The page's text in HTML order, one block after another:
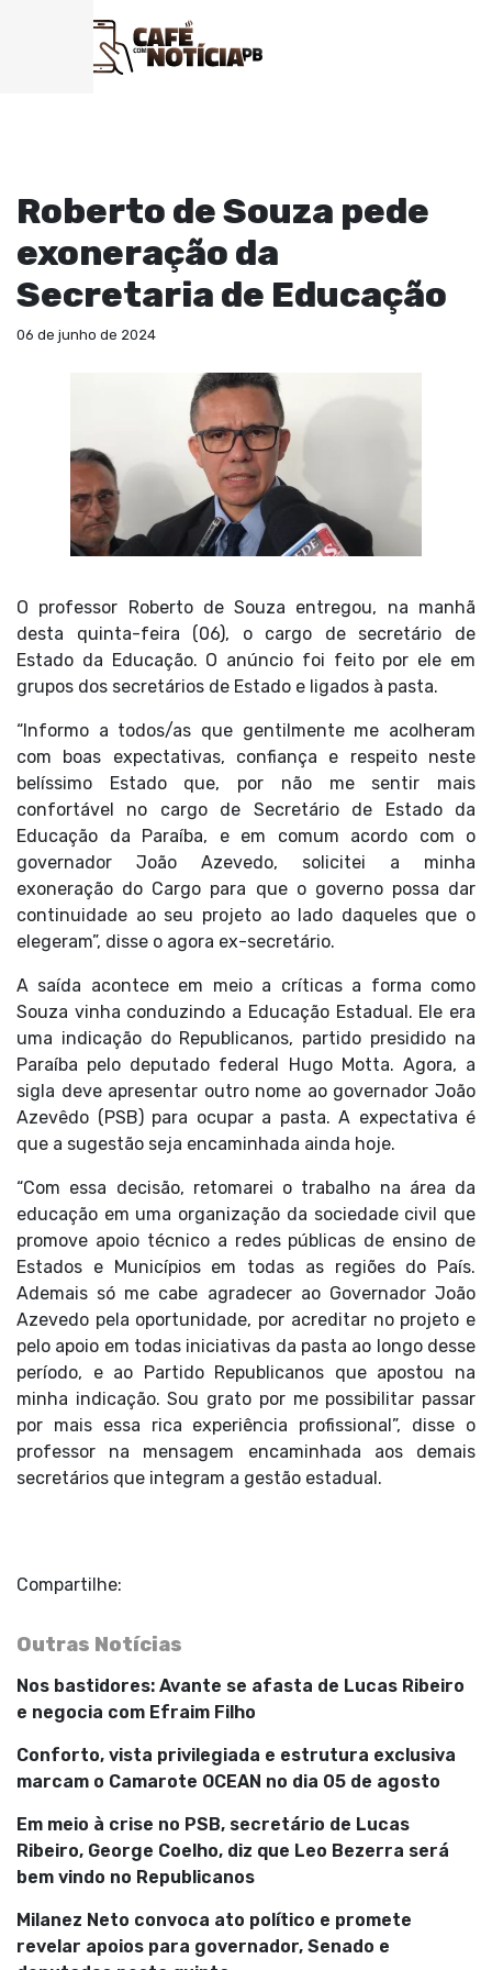
Roberto de Souza pede
exoneração da
Secretaria de Educação
06 de junho de 2024
O professor Roberto de Souza entregou, na manhã
desta quinta-feira (06), o cargo de secretário de
Estado da Educação. O anúncio foi feito por ele em
grupos dos secretários de Estado e ligados à pasta.
“Informo a todos/as que gentilmente me acolheram
com boas expectativas, confiança e respeito neste
belíssimo Estado que, por não me sentir mais
confortável no cargo de Secretário de Estado da
Educação da Paraíba, e em comum acordo com o
governador João Azevedo, solicitei a minha
exoneração do Cargo para que o governo possa dar
continuidade ao seu projeto ao lado daqueles que o
elegeram”, disse o agora ex-secretário.
A saída acontece em meio a críticas a forma como
Souza vinha conduzindo a Educação Estadual. Ele era
uma indicação do Republicanos, partido presidido na
Paraíba pelo deputado federal Hugo Motta. Agora, a
sigla deve apresentar outro nome ao governador João
Azevêdo (PSB) para ocupar a pasta. A expectativa é
que a sugestão seja encaminhada ainda hoje.
“Com essa decisão, retomarei o trabalho na área da
educação em uma organização da sociedade civil que
promove apoio técnico a redes públicas de ensino de
Estados e Municípios em todas as regiões do País.
Ademais só me cabe agradecer ao Governador João
Azevedo pela oportunidade, por acreditar no projeto e
pelo apoio em todas iniciativas da pasta ao longo desse
período, e ao Partido Republicanos que apostou na
minha indicação. Sou grato por me possibilitar passar
por mais essa rica experiência profissional”, disse o
professor na mensagem encaminhada aos demais
secretários que integram a gestão estadual.
Compartilhe:
Outras Notícias
Nos bastidores: Avante se afasta de Lucas Ribeiro
e negocia com Efraim Filho
Conforto, vista privilegiada e estrutura exclusiva
marcam o Camarote OCEAN no dia 05 de agosto
Em meio à crise no PSB, secretário de Lucas
Ribeiro, George Coelho, diz que Leo Bezerra será
bem vindo no Republicanos
Milanez Neto convoca ato político e promete
revelar apoios para governador, Senado e